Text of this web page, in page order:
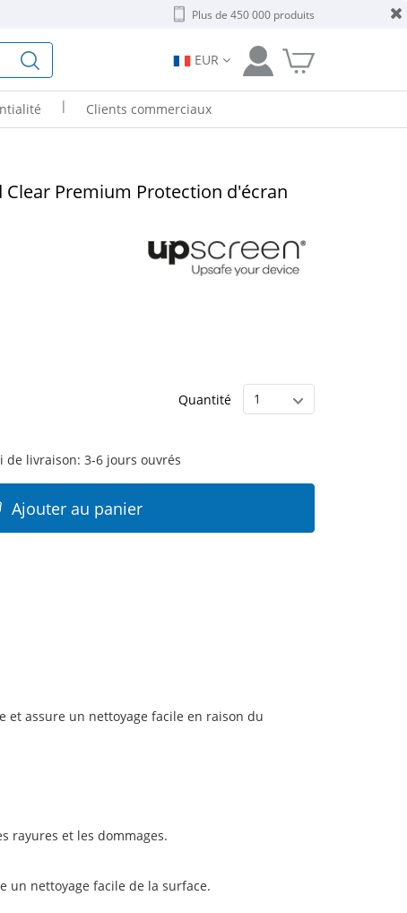
Plus de 450 000 produits
EUR
| Clients commerciaux
Clear Premium Protection d'écran
Quantité
de livraison: 3-6 jours ouvrés
Ajouter au panier
assure un nettoyage facile en raison du
rayures et les dommages.
un nettoyage facile de la surface.